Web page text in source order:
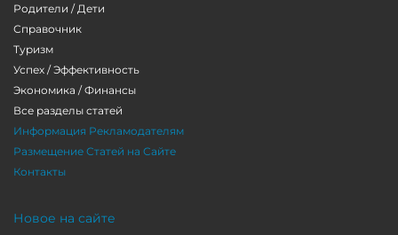
Родители / Дети
Справочник
Туризм
Успех / Эффективность
Экономика / Финансы
Все разделы статей
Информация Рекламодателям
Размещение Статей на Сайте
Контакты
Новое на сайте